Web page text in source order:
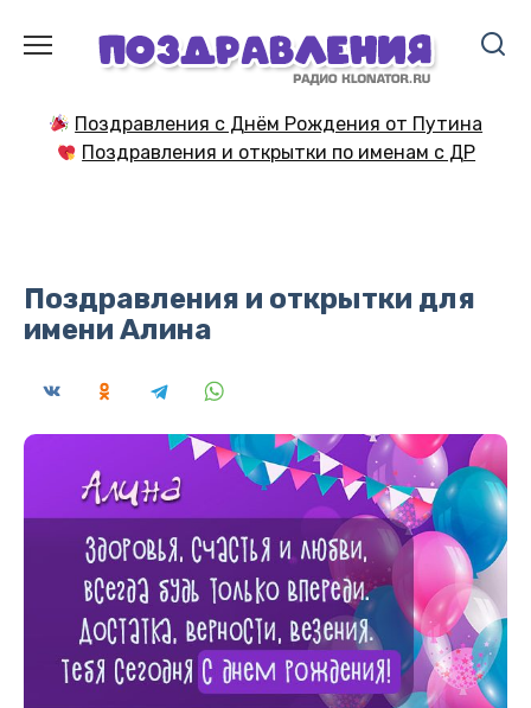
содержанию
Поздравления с Днём Рождения от Путина
Поздравления и открытки по именам с ДР
Поздравления и открытки для
имени Алина